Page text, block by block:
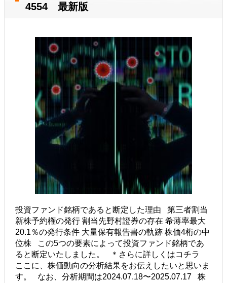
4554 最新版
投資ファンド銘柄であると断定した理由 第三者割当
新株予約権の発行 割当先野村證券の存在 希薄率最大
20.1％の発行条件 大量保有報告書の軌跡 株価4桁の中
位株 この5つの要素によって投資ファンド銘柄であ
ると断定いたしました。 ＊さらに詳しくはコチラ
ここに、株価動向の分析結果をお伝えしたいと思いま
す。 なお、分析期間は2024.07.18〜2025.07.17 株